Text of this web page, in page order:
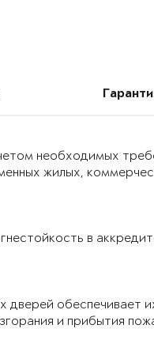
необходимых
жилых,
в
обеспечивает
и прибытия